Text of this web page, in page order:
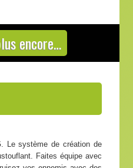
encore…
Le système de création de
Faites équipe avec